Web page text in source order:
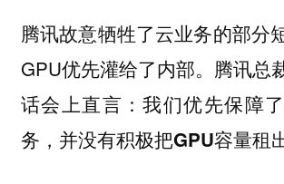
腾讯故意牺牲了云业务的部分
GPU优先灌给了内部。腾讯总
话会上直言：我们优先保障
务，并没有积极把GPU容量租